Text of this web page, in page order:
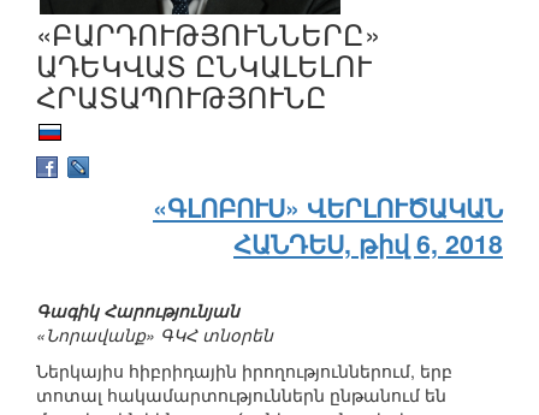
«ԲԱՐԴՈՒԹՅՈՒՆՆԵՐԸ»
ԱԴԵԿՎԱՏ ԸՆԿԱԼԵԼՈՒ
ՀՐԱՏԱՊՈՒԹՅՈՒՆԸ
«ԳԼՈԲՈՒՍ» ՎԵՐԼՈՒԾԱԿԱՆ
ՀԱՆԴԵՍ, թիվ 6, 2018
Գագիկ Հարությունյան
«Նորավանք» ԳԿՀ տնօրեն
Ներկայիս հիբրիդային իրողություններում, երբ
տոտալ հակամարտություններն ընթանում են